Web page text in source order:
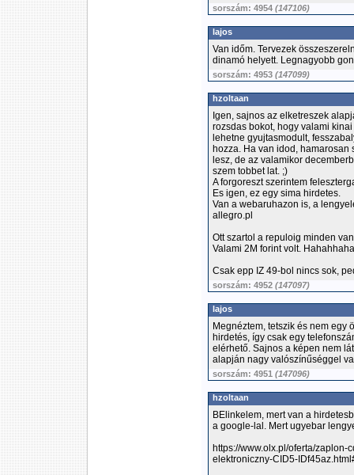
sorszám: 4954 (147106)
lajos
Van időm. Tervezek
dinamó helyett. Legnagyobb
sorszám: 4953 (147099)
hzoltaan
Igen, sajnos az elketreszek
rozsdas bokot, hogy valami
lehetne gyujtasmodult,
hozza. Ha van idod,
lesz, de az valamikor
szem tobbet lat. ;)
A forgoreszt szerintem
Es igen, ez egy sima hirdetes.
Van a webaruhazon is, a
allegro.pl
Ott szartol a repuloig minden
Valami 2M forint volt. Hahahhaha
Csak epp IZ 49-bol nincs sok,
sorszám: 4952 (147097)
lajos
Megnéztem, tetszik és nem egy
hirdetés, így csak egy
elérhető. Sajnos a képen nem
alapján nagy valószínűséggel
sorszám: 4951 (147096)
hzoltaan
BElinkelem, mert van a
a google-lal. Mert ugyebar
https://www.olx.pl/oferta/
elektroniczny-CID5-